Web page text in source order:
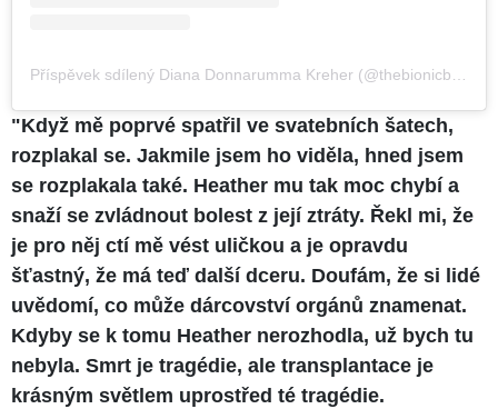
Příspěvek sdílený Diana Donnarumma Kreher (@thebionicbuffalobeauty)
"Když mě poprvé spatřil ve svatebních šatech,
rozplakal se. Jakmile jsem ho viděla, hned jsem
se rozplakala také. Heather mu tak moc chybí a
snaží se zvládnout bolest z její ztráty. Řekl mi, že
je pro něj ctí mě vést uličkou a je opravdu
šťastný, že má teď další dceru. Doufám, že si lidé
uvědomí, co může dárcovství orgánů znamenat.
Kdyby se k tomu Heather nerozhodla, už bych tu
nebyla. Smrt je tragédie, ale transplantace je
krásným světlem uprostřed té tragédie.